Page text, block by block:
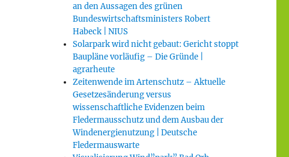
an den Aussagen des grünen
Bundeswirtschaftsministers Robert
Habeck | NIUS
Solarpark wird nicht gebaut: Gericht stoppt
Baupläne vorläufig – Die Gründe |
agrarheute
Zeitenwende im Artenschutz – Aktuelle
Gesetzesänderung versus
wissenschaftliche Evidenzen beim
Fledermausschutz und dem Ausbau der
Windenergienutzung | Deutsche
Fledermauswarte